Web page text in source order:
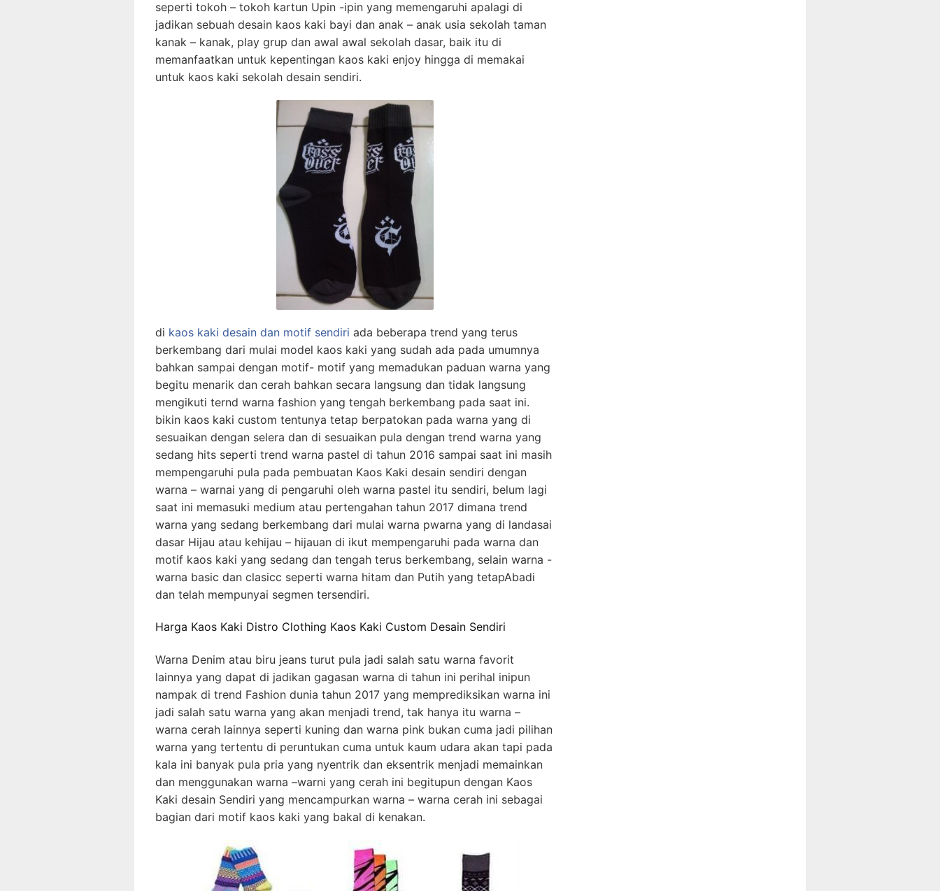
seperti tokoh – tokoh kartun Upin -ipin yang memengaruhi apalagi di
jadikan sebuah desain kaos kaki bayi dan anak – anak usia sekolah taman
kanak – kanak, play grup dan awal awal sekolah dasar, baik itu di
memanfaatkan untuk kepentingan kaos kaki enjoy hingga di memakai
untuk kaos kaki sekolah desain sendiri.
di kaos kaki desain dan motif sendiri ada beberapa trend yang terus
berkembang dari mulai model kaos kaki yang sudah ada pada umumnya
bahkan sampai dengan motif- motif yang memadukan paduan warna yang
begitu menarik dan cerah bahkan secara langsung dan tidak langsung
mengikuti ternd warna fashion yang tengah berkembang pada saat ini.
bikin kaos kaki custom tentunya tetap berpatokan pada warna yang di
sesuaikan dengan selera dan di sesuaikan pula dengan trend warna yang
sedang hits seperti trend warna pastel di tahun 2016 sampai saat ini masih
mempengaruhi pula pada pembuatan Kaos Kaki desain sendiri dengan
warna – warnai yang di pengaruhi oleh warna pastel itu sendiri, belum lagi
saat ini memasuki medium atau pertengahan tahun 2017 dimana trend
warna yang sedang berkembang dari mulai warna pwarna yang di landasai
dasar Hijau atau kehijau – hijauan di ikut mempengaruhi pada warna dan
motif kaos kaki yang sedang dan tengah terus berkembang, selain warna -
warna basic dan clasicc seperti warna hitam dan Putih yang tetapAbadi
dan telah mempunyai segmen tersendiri.
Harga Kaos Kaki Distro Clothing Kaos Kaki Custom Desain Sendiri
Warna Denim atau biru jeans turut pula jadi salah satu warna favorit
lainnya yang dapat di jadikan gagasan warna di tahun ini perihal inipun
nampak di trend Fashion dunia tahun 2017 yang memprediksikan warna ini
jadi salah satu warna yang akan menjadi trend, tak hanya itu warna –
warna cerah lainnya seperti kuning dan warna pink bukan cuma jadi pilihan
warna yang tertentu di peruntukan cuma untuk kaum udara akan tapi pada
kala ini banyak pula pria yang nyentrik dan eksentrik menjadi memainkan
dan menggunakan warna –warni yang cerah ini begitupun dengan Kaos
Kaki desain Sendiri yang mencampurkan warna – warna cerah ini sebagai
bagian dari motif kaos kaki yang bakal di kenakan.